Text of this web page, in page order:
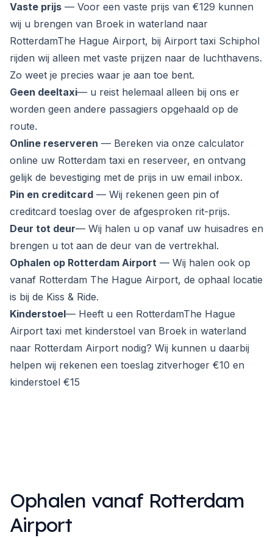
Vaste prijs — Voor een vaste prijs van €129 kunnen
wij u brengen van Broek in waterland naar
RotterdamThe Hague Airport, bij Airport taxi Schiphol
rijden wij alleen met vaste prijzen naar de luchthavens.
Zo weet je precies waar je aan toe bent.
Geen deeltaxi— u reist helemaal alleen bij ons er
worden geen andere passagiers opgehaald op de
route.
Online reserveren — Bereken via onze calculator
online uw Rotterdam taxi en reserveer, en ontvang
gelijk de bevestiging met de prijs in uw email inbox.
Pin en creditcard — Wij rekenen geen pin of
creditcard toeslag over de afgesproken rit-prijs.
Deur tot deur— Wij halen u op vanaf uw huisadres en
brengen u tot aan de deur van de vertrekhal.
Ophalen op Rotterdam Airport — Wij halen ook op
vanaf Rotterdam The Hague Airport, de ophaal locatie
is bij de Kiss & Ride.
Kinderstoel— Heeft u een RotterdamThe Hague
Airport taxi met kinderstoel van Broek in waterland
naar Rotterdam Airport nodig? Wij kunnen u daarbij
helpen wij rekenen een toeslag zitverhoger €10 en
kinderstoel €15
Ophalen vanaf Rotterdam
Airport